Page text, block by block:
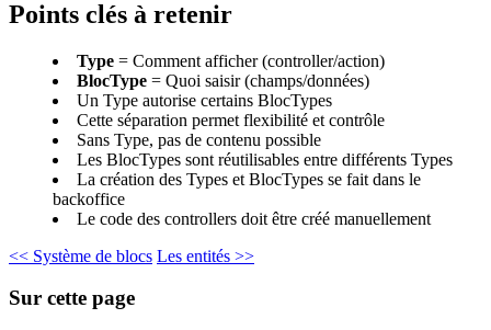
Points clés à retenir
Type = Comment afficher (controller/action)
BlocType = Quoi saisir (champs/données)
Un Type autorise certains BlocTypes
Cette séparation permet flexibilité et contrôle
Sans Type, pas de contenu possible
Les BlocTypes sont réutilisables entre différents Types
La création des Types et BlocTypes se fait dans le
backoffice
Le code des controllers doit être créé manuellement
<< Système de blocs Les entités >>
Sur cette page